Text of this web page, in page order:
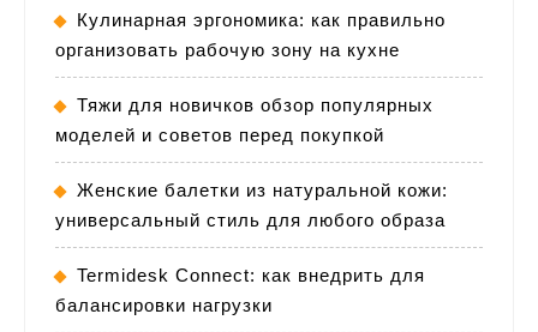
Кулинарная эргономика: как правильно
организовать рабочую зону на кухне
Тяжи для новичков обзор популярных
моделей и советов перед покупкой
Женские балетки из натуральной кожи:
универсальный стиль для любого образа
Termidesk Connect: как внедрить для
балансировки нагрузки